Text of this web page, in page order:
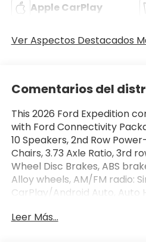
Apple CarPlay
Ver Aspectos Destacados
Comentarios del
This 2026 Ford Expedition
with Ford Connectivity
10 Speakers, 2nd Row
Chairs, 3.73 Axle Ratio, 3rd
Wheel Disc Brakes, ABS
Alloy wheels, AM/FM radio:
CarPlay/Android Auto, Auto
View mirror, Automatic
Leer Más...